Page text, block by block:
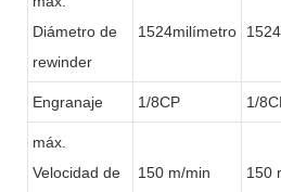
Diámetro de
rewinder
1524milímetro
Engranaje 1/8CP 1/
máx.
Velocidad de
150 m/min 150